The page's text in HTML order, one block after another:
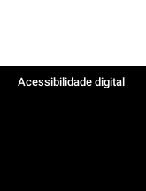
Acessibilidade digital